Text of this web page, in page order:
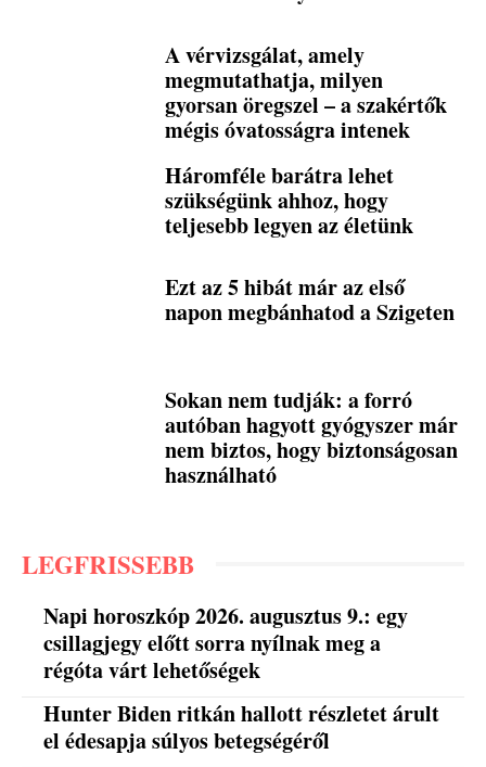
A vérvizsgálat, amely
megmutathatja, milyen
gyorsan öregszel – a szakértők
mégis óvatosságra intenek
Háromféle barátra lehet
szükségünk ahhoz, hogy
teljesebb legyen az életünk
Ezt az 5 hibát már az első
napon megbánhatod a Szigeten
Sokan nem tudják: a forró
autóban hagyott gyógyszer már
nem biztos, hogy biztonságosan
használható
LEGFRISSEBB
Napi horoszkóp 2026. augusztus 9.: egy
csillagjegy előtt sorra nyílnak meg a
régóta várt lehetőségek
Hunter Biden ritkán hallott részletet árult
el édesapja súlyos betegségéről